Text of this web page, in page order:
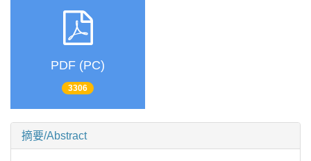
PDF (PC)
3306
摘要/Abstract